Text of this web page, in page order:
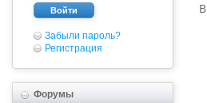
Войти
Забыли пароль?
Регистрация
Форумы